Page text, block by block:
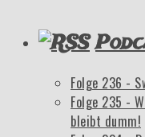
Folge 236 -
Folge 235 -
bleibt dumm!